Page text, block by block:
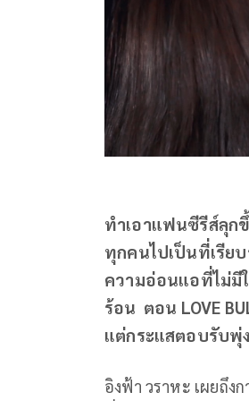
ทำเอาแฟนซีรีส์ลุก
ทุกคนไปเป็นที่เรีย
ความอ่อนแอที่ไม่มีใค
ร้อน ตอน LOVE
แต่กระแสตอบรับ
อิงฟ้า วราหะ เผยถึง